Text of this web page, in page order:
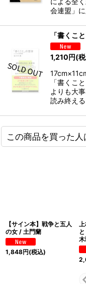
会連盟」
「書くこ
1,210円(
「書くこ
よりも大
読み終え
この商品を買った
【サイン本】戦争と五人
の女 / 土門蘭
1,848円(税込)